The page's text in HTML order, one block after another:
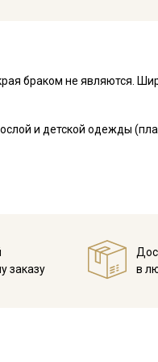
браком не являются.
и детской одежды
в пэчворке, квилтинге,
заказу
в